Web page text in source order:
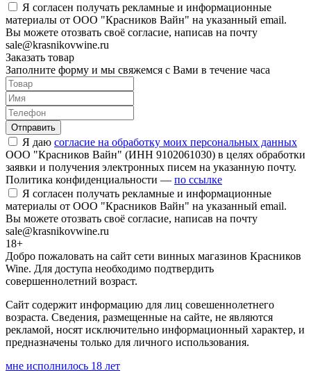
Я согласен получать рекламные и информационные
материалы от ООО "Красников Вайн" на указанный email.
Вы можете отозвать своё согласие, написав на почту
sale@krasnikovwine.ru
Заказать товар
Заполните форму и мы свяжемся с Вами в течение часа
Отправить
Я даю согласие на обработку моих персональных данных
ООО "Красников Вайн" (ИНН 9102061030) в целях обработки
заявки и получения электронных писем на указанную почту.
Политика конфиденциальности — по ссылке
Я согласен получать рекламные и информационные
материалы от ООО "Красников Вайн" на указанный email.
Вы можете отозвать своё согласие, написав на почту
sale@krasnikovwine.ru
18+
Добро пожаловать на сайт сети винных магазинов Красников
Wine. Для доступа необходимо подтвердить
совершеннолетний возраст.
Сайт содержит информацию для лиц совешеннолетнего
возраста. Сведения, размещенные на сайте, не являются
рекламой, носят исключительно информационный характер, и
предназначены только для личного использования.
мне исполнилось 18 лет